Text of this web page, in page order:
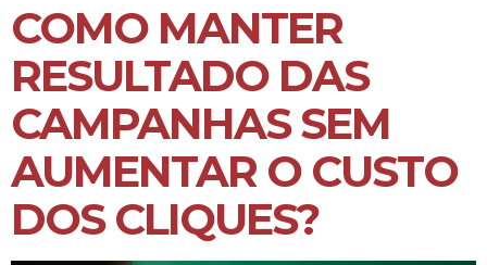
COMO MANTER
RESULTADO DAS
CAMPANHAS SEM
AUMENTAR O CUSTO
DOS CLIQUES?